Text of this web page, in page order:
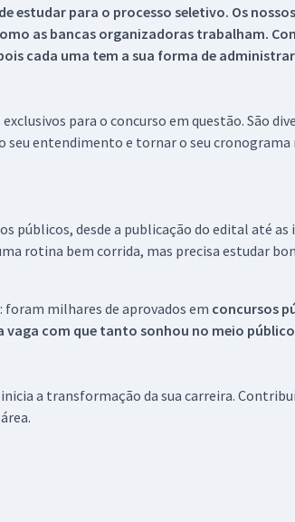
estudar para o processo seletivo. Os
as bancas organizadoras trabalham.
cada uma tem a sua forma de
para o concurso em questão. São
entendimento e tornar o seu
públicos, desde a publicação do edital até
rotina bem corrida, mas precisa estudar
foram milhares de aprovados em concursos
vaga com que tanto sonhou no meio
a transformação da sua carreira.